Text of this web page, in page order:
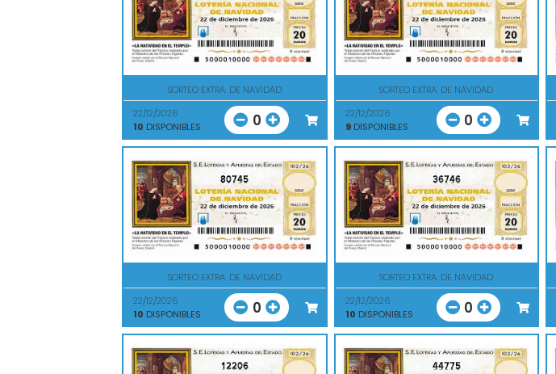
SORTEO EXTRA. DE NAVIDAD
22/12/2026
10 DISPONIBLES 0
SORTEO EXTRA. DE NAVIDAD
22/12/2026
9DISPONIBLES 0
80745
SORTEO EXTRA. DE NAVIDAD
22/12/2026
10 DISPONIBLES 0
36746
SORTEO EXTRA. DE NAVIDAD
22/12/2026
10 DISPONIBLES 0
12206 44775